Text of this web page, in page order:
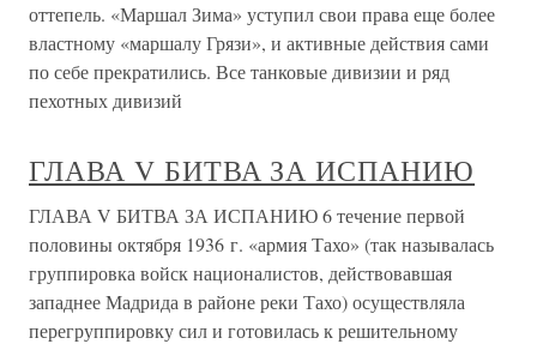
оттепель. «Маршал Зима» уступил свои права еще более
властному «маршалу Грязи», и активные действия сами
по себе прекратились. Все танковые дивизии и ряд
пехотных дивизий
ГЛАВА V БИТВА ЗА ИСПАНИЮ
ГЛАВА V БИТВА ЗА ИСПАНИЮ 6 течение первой
половины октября 1936 г. «армия Тахо» (так называлась
группировка войск националистов, действовавшая
западнее Мадрида в районе реки Тахо) осуществляла
перегруппировку сил и готовилась к решительному